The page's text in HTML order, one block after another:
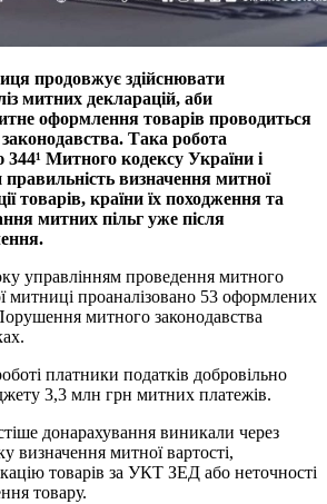
продовжує здійснювати
митних декларацій, аби
оформлення товарів проводиться
Така робота
344¹ Митного кодексу України і
правильність визначення митної
товарів, країни їх походження та
митних пільг уже після
управлінням проведення митного
митниці проаналізовано 53 оформлених
митного законодавства
платники податків добровільно
3,3 млн грн митних платежів.
донарахування виникали через
визначення митної вартості,
товарів за УКТ ЗЕД або неточності
товару.